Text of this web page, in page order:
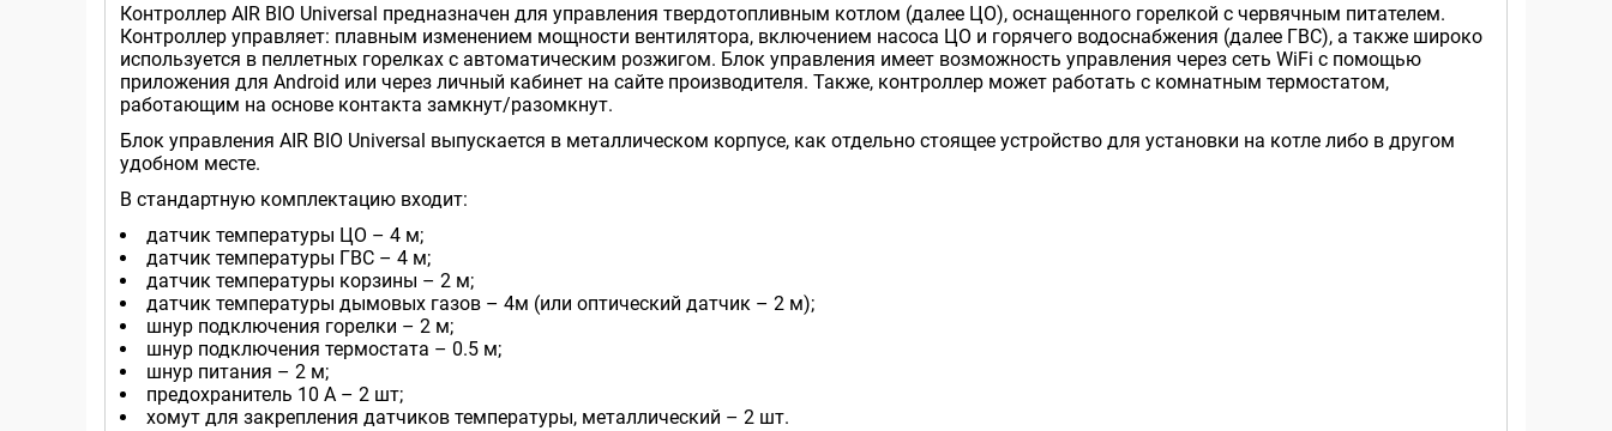
Контроллер AIR BIO Universal предназначен для управления твердотопливным котлом (далее ЦО), оснащенного горелкой с червячным питателем.
Контроллер управляет: плавным изменением мощности вентилятора, включением насоса ЦО и горячего водоснабжения (далее ГВС), а также широко
используется в пеллетных горелках с автоматическим розжигом. Блок управления имеет возможность управления через сеть WiFi с помощью
приложения для Android или через личный кабинет на сайте производителя. Также, контроллер может работать с комнатным термостатом,
работающим на основе контакта замкнут/разомкнут.
Блок управления AIR BIO Universal выпускается в металлическом корпусе, как отдельно стоящее устройство для установки на котле либо в другом
удобном месте.
В стандартную комплектацию входит:
датчик температуры ЦО – 4 м;
датчик температуры ГВС – 4 м;
датчик температуры корзины – 2 м;
датчик температуры дымовых газов – 4м (или оптический датчик – 2 м);
шнур подключения горелки – 2 м;
шнур подключения термостата – 0.5 м;
шнур питания – 2 м;
предохранитель 10 А – 2 шт;
хомут для закрепления датчиков температуры, металлический – 2 шт.